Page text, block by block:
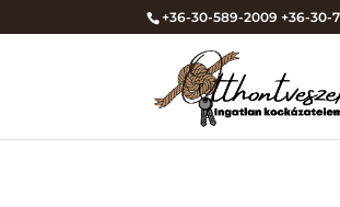
+36-30-589-2009 +36-30-